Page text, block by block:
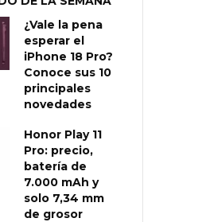
¿Vale la pena
esperar el
iPhone 18 Pro?
Conoce sus 10
principales
novedades
Honor Play 11
Pro: precio,
batería de
7.000 mAh y
solo 7,34 mm
de grosor